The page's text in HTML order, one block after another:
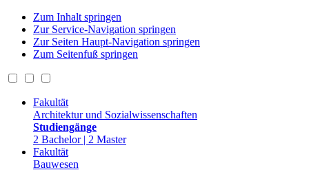
Zum Inhalt springen
Zur Service-Navigation springen
Zur Seiten Haupt-Navigation springen
Zum Seitenfuß springen
Fakultät
Architektur und Sozialwissenschaften
Studiengänge
2 Bachelor | 2 Master
Fakultät
Bauwesen